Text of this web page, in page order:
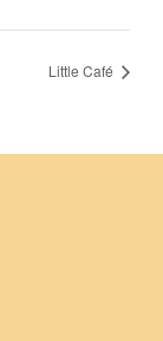
Little Café